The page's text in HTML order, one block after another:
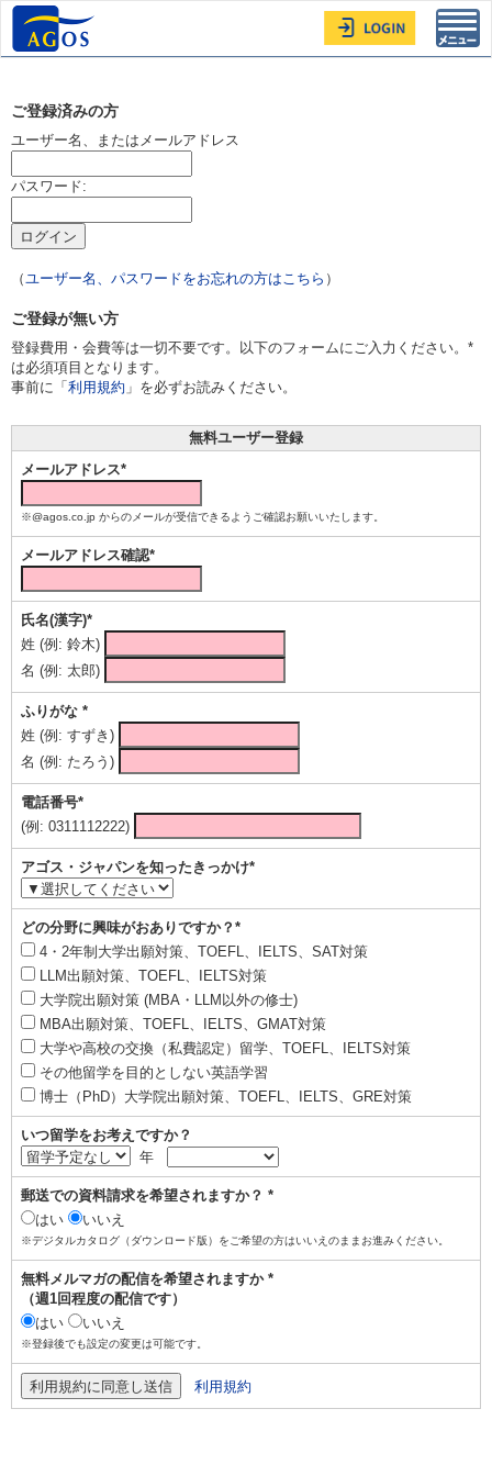
ご登録済みの方
ユーザー名、またはメールアドレス
パスワード:
（ユーザー名、パスワードをお忘れの方はこちら ）
ご登録が無い方
登録費用・会費等は一切不要です。以下のフォームにご入力ください。*
は必須項目となります。
事前に「 利用規約 」を必ずお読みください。
無料ユーザー登録
メールアドレス*
※@agos.co.jp からのメールが受信できるようご確認お願いいたします。
メールアドレス確認*
氏名(漢字)*
姓 (例: 鈴木)
名 (例: 太郎)
ふりがな *
姓 (例: すずき)
名 (例: たろう)
電話番号*
(例: 0311112222)
アゴス・ジャパンを知ったきっかけ*
どの分野に興味がおありですか？*
4・2年制大学出願対策、TOEFL、IELTS、SAT対策
LLM出願対策、TOEFL、IELTS対策
大学院出願対策 (MBA・LLM以外の修士)
MBA出願対策、TOEFL、IELTS、GMAT対策
大学や高校の交換（私費認定）留学、TOEFL、IELTS対策
その他留学を目的としない英語学習
博士（PhD）大学院出願対策、TOEFL、IELTS、GRE対策
いつ留学をお考えですか？
年
郵送での資料請求を希望されますか？ *
はい
いいえ
※デジタルカタログ（ダウンロード版）をご希望の方はいいえのままお進みください。
無料メルマガの配信を希望されますか *
（週1回程度の配信です）
はい
いいえ
※登録後でも設定の変更は可能です。
利用規約